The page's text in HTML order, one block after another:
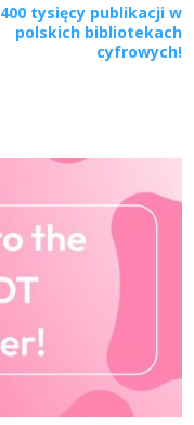
400 tysięcy publikacji w
polskich bibliotekach
cyfrowych!